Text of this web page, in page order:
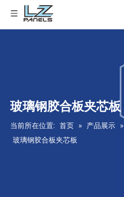
玻璃钢胶合板夹芯板
当前所在位置: 首页 » 产品展示 »
玻璃钢胶合板夹芯板